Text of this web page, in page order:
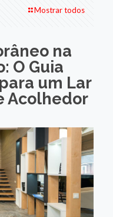
Mostrar todos
na
O Guia
um Lar
Acolhedor